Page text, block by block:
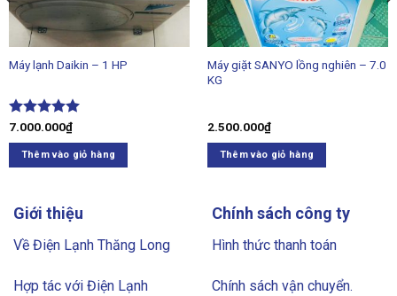
Máy lạnh Daikin – 1 HP
Được xếp
hạng5.00
5 sao
7.000.000₫
Thêm vào giỏ hàng
Máy giặt SANYO lồng nghiên – 7.0
KG
2.500.000₫
Thêm vào giỏ hàng
Giới thiệu
Về Điện Lạnh Thăng Long
Hợp tác với Điện Lạnh
Chính sách công ty
Hình thức thanh toán
Chính sách vận chuyển.